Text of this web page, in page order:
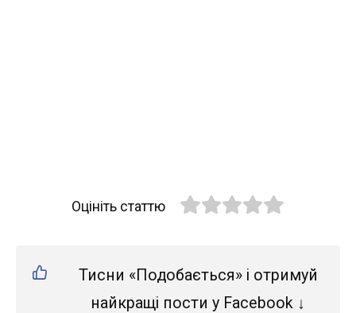
Оцініть статтю
Тисни «Подобається» і отримуй
найкращі пости у Facebook ↓